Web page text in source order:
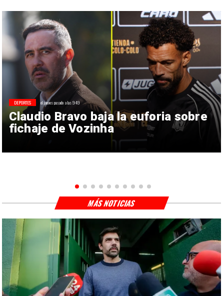
Claudio Bravo baja la euforia sobre
fichaje de Vozinha
DEPORTES el jueves pasado a las 9:49
MÁS NOTICIAS